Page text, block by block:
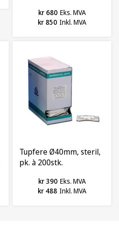
kr 680 Eks. MVA
kr 850 Inkl. MVA
Tupfere Ø40mm, steril,
pk. à 200stk.
kr 390 Eks. MVA
kr 488 Inkl. MVA